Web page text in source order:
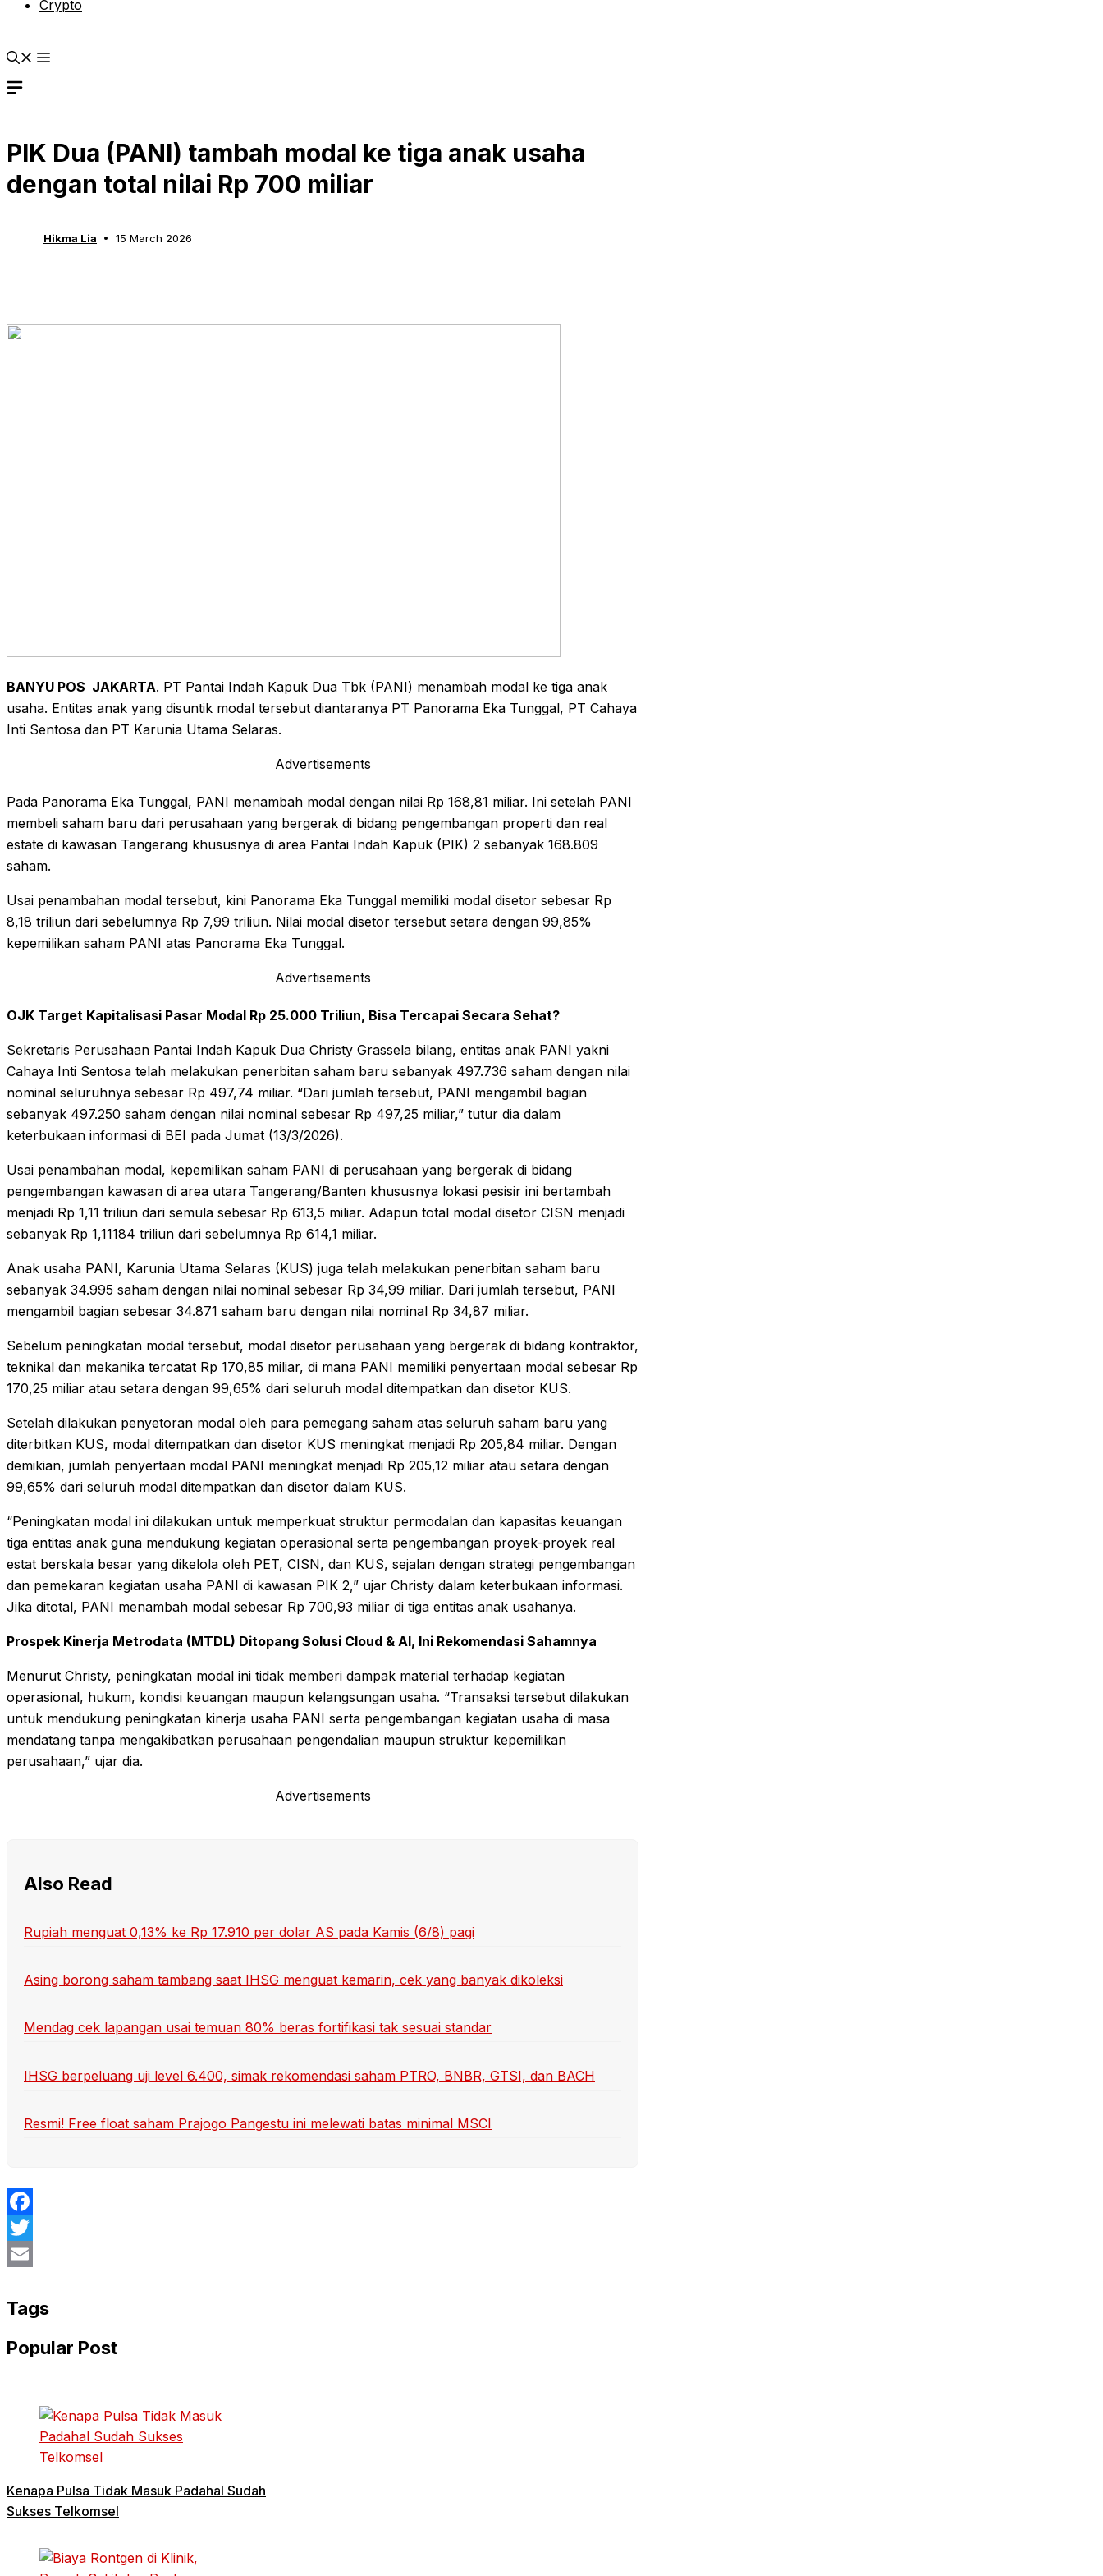
Crypto
PIK Dua (PANI) tambah modal ke tiga anak usaha
dengan total nilai Rp 700 miliar
Hikma Lia 15 March 2026
BANYU POS JAKARTA. PT Pantai Indah Kapuk Dua Tbk (PANI) menambah modal ke tiga anak
usaha. Entitas anak yang disuntik modal tersebut diantaranya PT Panorama Eka Tunggal, PT Cahaya
Inti Sentosa dan PT Karunia Utama Selaras.
Advertisements
Pada Panorama Eka Tunggal, PANI menambah modal dengan nilai Rp 168,81 miliar. Ini setelah PANI
membeli saham baru dari perusahaan yang bergerak di bidang pengembangan properti dan real
estate di kawasan Tangerang khususnya di area Pantai Indah Kapuk (PIK) 2 sebanyak 168.809
saham.
Usai penambahan modal tersebut, kini Panorama Eka Tunggal memiliki modal disetor sebesar Rp
8,18 triliun dari sebelumnya Rp 7,99 triliun. Nilai modal disetor tersebut setara dengan 99,85%
kepemilikan saham PANI atas Panorama Eka Tunggal.
Advertisements
OJK Target Kapitalisasi Pasar Modal Rp 25.000 Triliun, Bisa Tercapai Secara Sehat?
Sekretaris Perusahaan Pantai Indah Kapuk Dua Christy Grassela bilang, entitas anak PANI yakni
Cahaya Inti Sentosa telah melakukan penerbitan saham baru sebanyak 497.736 saham dengan nilai
nominal seluruhnya sebesar Rp 497,74 miliar. “Dari jumlah tersebut, PANI mengambil bagian
sebanyak 497.250 saham dengan nilai nominal sebesar Rp 497,25 miliar,” tutur dia dalam
keterbukaan informasi di BEI pada Jumat (13/3/2026).
Usai penambahan modal, kepemilikan saham PANI di perusahaan yang bergerak di bidang
pengembangan kawasan di area utara Tangerang/Banten khususnya lokasi pesisir ini bertambah
menjadi Rp 1,11 triliun dari semula sebesar Rp 613,5 miliar. Adapun total modal disetor CISN menjadi
sebanyak Rp 1,11184 triliun dari sebelumnya Rp 614,1 miliar.
Anak usaha PANI, Karunia Utama Selaras (KUS) juga telah melakukan penerbitan saham baru
sebanyak 34.995 saham dengan nilai nominal sebesar Rp 34,99 miliar. Dari jumlah tersebut, PANI
mengambil bagian sebesar 34.871 saham baru dengan nilai nominal Rp 34,87 miliar.
Sebelum peningkatan modal tersebut, modal disetor perusahaan yang bergerak di bidang kontraktor,
teknikal dan mekanika tercatat Rp 170,85 miliar, di mana PANI memiliki penyertaan modal sebesar Rp
170,25 miliar atau setara dengan 99,65% dari seluruh modal ditempatkan dan disetor KUS.
Setelah dilakukan penyetoran modal oleh para pemegang saham atas seluruh saham baru yang
diterbitkan KUS, modal ditempatkan dan disetor KUS meningkat menjadi Rp 205,84 miliar. Dengan
demikian, jumlah penyertaan modal PANI meningkat menjadi Rp 205,12 miliar atau setara dengan
99,65% dari seluruh modal ditempatkan dan disetor dalam KUS.
“Peningkatan modal ini dilakukan untuk memperkuat struktur permodalan dan kapasitas keuangan
tiga entitas anak guna mendukung kegiatan operasional serta pengembangan proyek-proyek real
estat berskala besar yang dikelola oleh PET, CISN, dan KUS, sejalan dengan strategi pengembangan
dan pemekaran kegiatan usaha PANI di kawasan PIK 2,” ujar Christy dalam keterbukaan informasi.
Jika ditotal, PANI menambah modal sebesar Rp 700,93 miliar di tiga entitas anak usahanya.
Prospek Kinerja Metrodata (MTDL) Ditopang Solusi Cloud & AI, Ini Rekomendasi Sahamnya
Menurut Christy, peningkatan modal ini tidak memberi dampak material terhadap kegiatan
operasional, hukum, kondisi keuangan maupun kelangsungan usaha. “Transaksi tersebut dilakukan
untuk mendukung peningkatan kinerja usaha PANI serta pengembangan kegiatan usaha di masa
mendatang tanpa mengakibatkan perusahaan pengendalian maupun struktur kepemilikan
perusahaan,” ujar dia.
Advertisements
Also Read
Rupiah menguat 0,13% ke Rp 17.910 per dolar AS pada Kamis (6/8) pagi
Asing borong saham tambang saat IHSG menguat kemarin, cek yang banyak dikoleksi
Mendag cek lapangan usai temuan 80% beras fortifikasi tak sesuai standar
IHSG berpeluang uji level 6.400, simak rekomendasi saham PTRO, BNBR, GTSI, dan BACH
Resmi! Free float saham Prajogo Pangestu ini melewati batas minimal MSCI
Facebook
Twitter
Tags
Popular Post
Kenapa Pulsa Tidak Masuk Padahal Sudah
Sukses Telkomsel